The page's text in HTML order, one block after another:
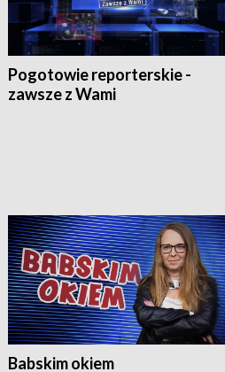
Pogotowie reporterskie -
zawsze z Wami
Babskim okiem